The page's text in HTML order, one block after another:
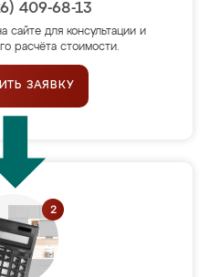
409-68-13
сайте для консультации и
расчёта стоимости.
ЗАЯВКУ